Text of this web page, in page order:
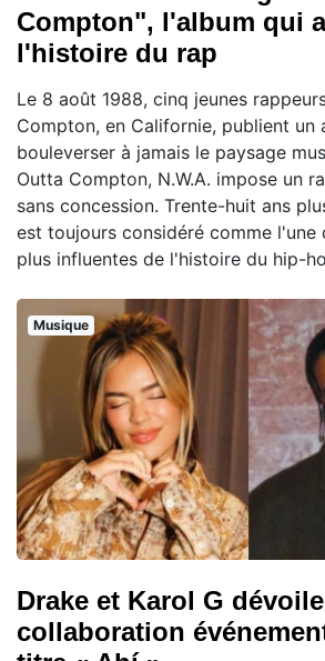
Compton", l'album qui
l'histoire du rap
Le 8 août 1988, cinq jeunes
Compton, en Californie, publient un
bouleverser à jamais le paysage
Outta Compton, N.W.A. impose un
sans concession. Trente-huit ans
est toujours considéré comme
plus influentes de l'histoire du hip-
Musique
Drake et Karol G
collaboration